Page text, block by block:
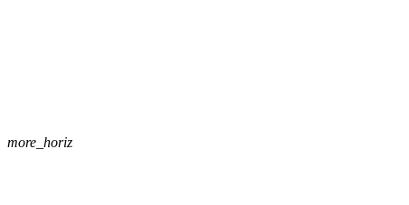
more_horiz